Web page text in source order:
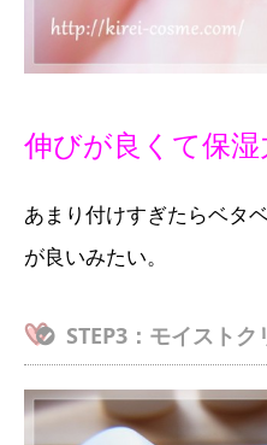
伸びが良くて保湿
あまり付けすぎたらベタ
が良いみたい。
STEP3：モイストク